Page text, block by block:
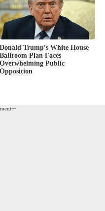
Donald Trump’s White House
Ballroom Plan Faces
Overwhelming Public
Opposition